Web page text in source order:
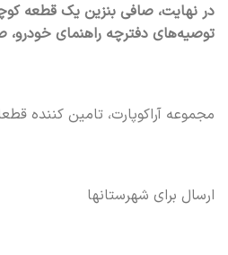
در نهایت، صافی بنزین یک قطعه
توصیه‌های دفترچه راهنمای خودرو،
مجموعه آراکوپارت، تامین کننده
ارسال برای شهرستانها